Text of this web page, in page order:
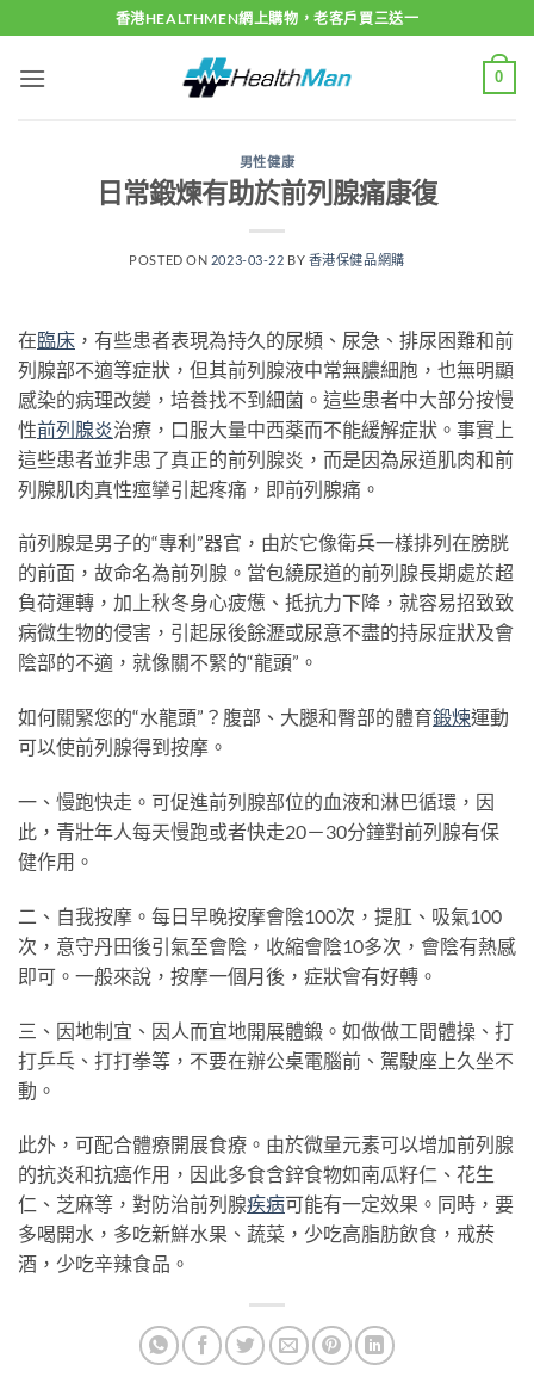
to
content
香港HEALTHMEN網上購物，老客戶買三送一
0
男性健康
日常鍛煉有助於前列腺痛康復
POSTED ON 2023-03-22 BY 香港保健品網購
在臨床 ，有些患者表現為持久的尿頻、尿急、排尿困難和前
列腺部不適等症狀，但其前列腺液中常無膿細胞，也無明顯
感染的病理改變，培養找不到細菌。這些患者中大部分按慢
性前列腺炎治療，口服大量中西薬而不能緩解症狀。事實上
這些患者並非患了真正的前列腺炎，而是因為尿道肌肉和前
列腺肌肉真性痙攣引起疼痛，即前列腺痛。
前列腺是男子的“專利”器官，由於它像衛兵一樣排列在膀胱
的前面，故命名為前列腺。當包繞尿道的前列腺長期處於超
負荷運轉，加上秋冬身心疲憊、抵抗力下降，就容易招致致
病微生物的侵害，引起尿後餘瀝或尿意不盡的持尿症狀及會
陰部的不適，就像關不緊的“龍頭”。
如何關緊您的“水龍頭”？腹部、大腿和臀部的體育鍛煉運動
可以使前列腺得到按摩。
一、慢跑快走。可促進前列腺部位的血液和淋巴循環，因
此，青壯年人每天慢跑或者快走20－30分鐘對前列腺有保
健作用。
二、自我按摩。每日早晚按摩會陰100次，提肛、吸氣100
次，意守丹田後引氣至會陰，收縮會陰10多次，會陰有熱感
即可。一般來說，按摩一個月後，症狀會有好轉。
三、因地制宜、因人而宜地開展體鍛。如做做工間體操、打
打乒乓、打打拳等，不要在辦公桌電腦前、駕駛座上久坐不
動。
此外，可配合體療開展食療。由於微量元素可以增加前列腺
的抗炎和抗癌作用，因此多食含鋅食物如南瓜籽仁、花生
仁、芝麻等，對防治前列腺疾病可能有一定效果。同時，要
多喝開水，多吃新鮮水果、蔬菜，少吃高脂肪飲食，戒菸
酒，少吃辛辣食品。